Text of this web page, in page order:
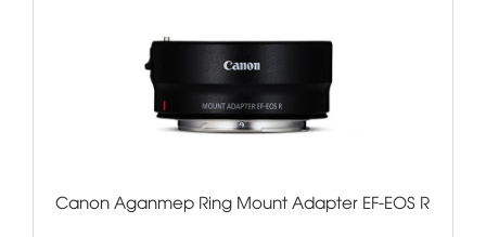
Canon Адаптер Ring Mount Adapter EF-EOS R